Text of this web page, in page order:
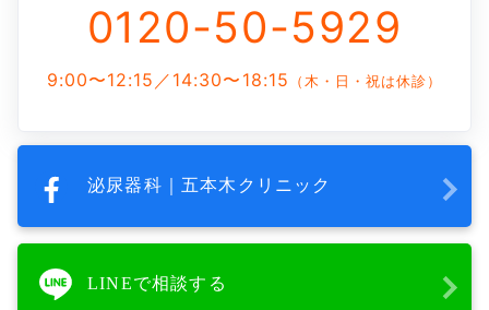
0120-50-5929
9:00〜12:15／14:30〜18:15 （木・日・祝は休診）
泌尿器科｜五本木クリニック
LINEで相談する